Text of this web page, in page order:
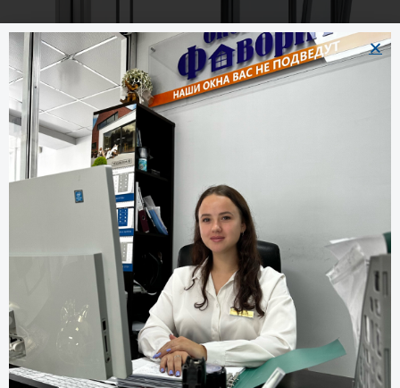
Преимущества алюминиевых окон
Высокая надежность. Такие системы не нуждаются в
дополнительном армировании и укреплении, потому как
они и так достаточно прочные, кроме того, это
значительно упрощает процесс производства;
Выше светопропускная способность. Алюминиевые
профили тоньше и легче деревянных и пластиковых
аналогов, поэтому они дают больший обзор, а еще
выглядят изящнее и современнее.
Позволяют создавать окна самых нестандартных
размеров и больших остекленных поверхностей.
Представлены в большом разнообразии внешней